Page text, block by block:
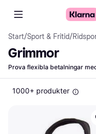
Start/Sport & Fritid/
Grimmor
Prova flexibla betalningar
1000+ produkter